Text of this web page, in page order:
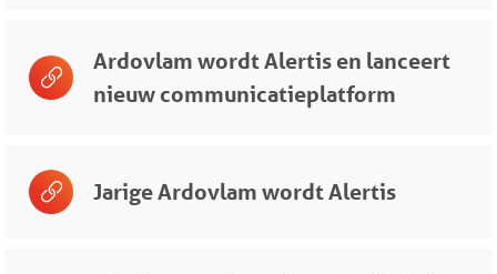
Ardovlam wordt Alertis en lanceert
nieuw communicatieplatform
Jarige Ardovlam wordt Alertis